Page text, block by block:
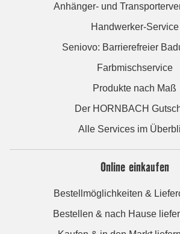
Anhänger- und
Handwerker-Service
Seniovo: Barrierefreier
Farbmischservice
Produkte nach Maß
Der HORNBACH
Alle Services im
Online einkaufen
Bestellmöglichkeiten &
Bestellen & nach Hause